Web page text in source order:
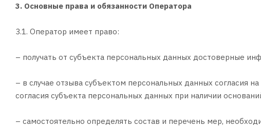
3. Основные права и обязанности Оператора
3.1. Оператор имеет право:
– получать от субъекта персональных данных достоверные
– в случае отзыва субъектом персональных данных согласия
согласия субъекта персональных данных при наличии
– самостоятельно определять состав и перечень мер,